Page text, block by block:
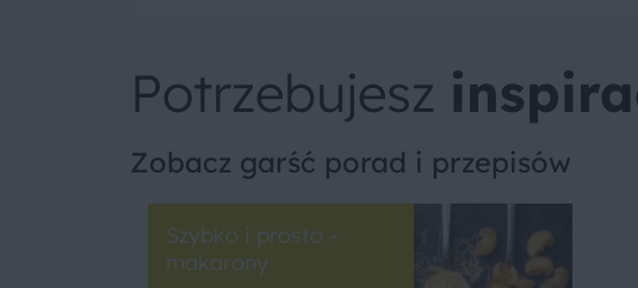
Potrzebujesz
Zobacz garść porad i przepisów
Szybko i prosto -
makarony